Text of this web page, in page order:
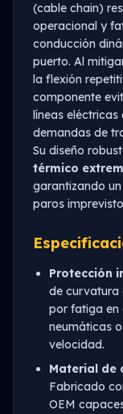
(cable chain)
operacional y
conducción
puerto. Al
la flexión
componente
líneas
demandas de
Su diseño
térmico
garantizando
paros
Protección
de curvatura
por fatiga en
neumáticas
velocidad.
Material de
Fabricado
OEM